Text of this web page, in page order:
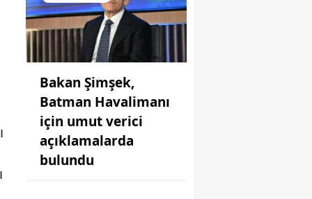
Bakan Şimşek,
Batman Havalimanı
için umut verici
açıklamalarda
bulundu